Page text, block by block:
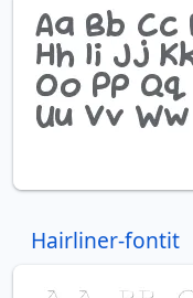
Hairliner-fontit